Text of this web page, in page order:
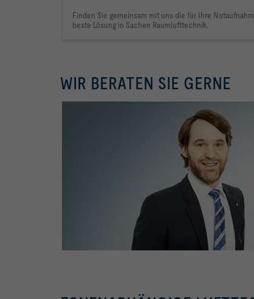
Finden Sie gemeinsam mit uns die für Ihre
beste Lösung in Sachen Raumlufttechnik.
WIR BERATEN SIE GERNE